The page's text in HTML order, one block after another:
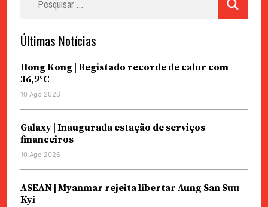
Últimas Notícias
Hong Kong | Registado recorde de calor com
36,9°C
10 Ago 2026
Galaxy | Inaugurada estação de serviços
financeiros
10 Ago 2026
ASEAN | Myanmar rejeita libertar Aung San Suu
Kyi